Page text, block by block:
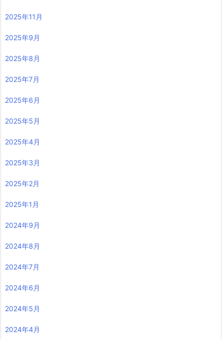
2025年11月
2025年9月
2025年8月
2025年7月
2025年6月
2025年5月
2025年4月
2025年3月
2025年2月
2025年1月
2024年9月
2024年8月
2024年7月
2024年6月
2024年5月
2024年4月